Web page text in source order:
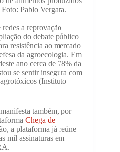
Pablo Vergara.
redes a reprovação
do debate público
resistência ao mercado
da agroecologia. Em
ano cerca de 78% da
se sentir insegura com
(Instituto
também, por
Chega de
a plataforma já reúne
mil assinaturas em